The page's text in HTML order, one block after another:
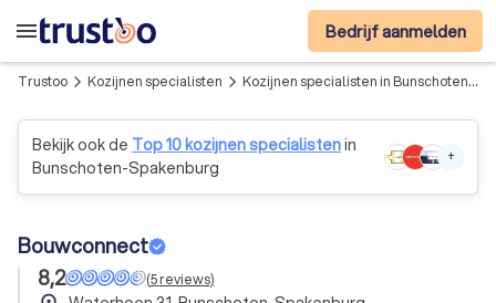
menu Bedrijf aanmelden
Trustoo arrow_forward_ios Kozijnen specialisten arrow_forward_ios Kozijnen specialisten in Bunschoten-Spakenburg
Bekijk ook de Top 10 kozijnen specialistenin
Bunschoten-Spakenburg
+
Bouwconnect
8,2
(5reviews)